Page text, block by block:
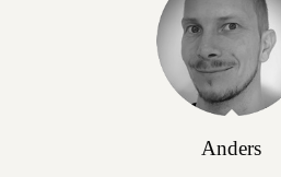
Anders